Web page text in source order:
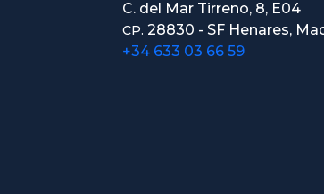
C. del Mar Tirreno, 8, E04
CP. 28830 - SF Henares,
+34 633 03 66 59